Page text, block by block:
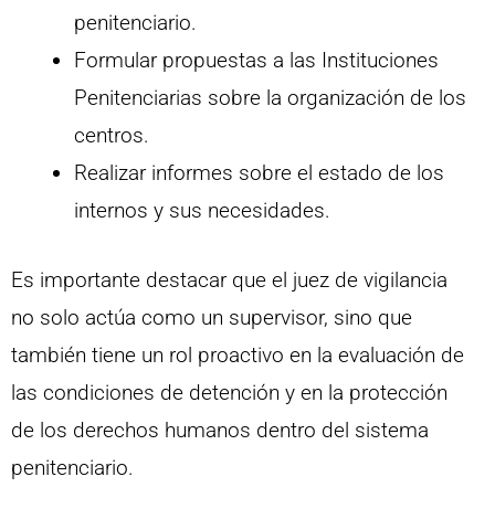
penitenciario.
Formular propuestas a las Instituciones
Penitenciarias sobre la organización de los
centros.
Realizar informes sobre el estado de los
internos y sus necesidades.
Es importante destacar que el juez de vigilancia
no solo actúa como un supervisor, sino que
también tiene un rol proactivo en la evaluación de
las condiciones de detención y en la protección
de los derechos humanos dentro del sistema
penitenciario.